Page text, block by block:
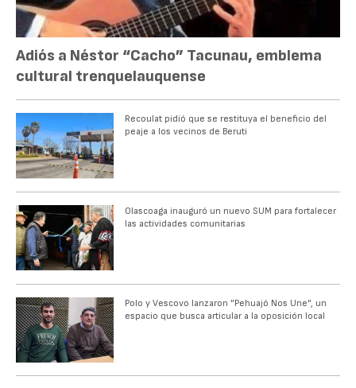
Adiós a Néstor “Cacho” Tacunau, emblema
cultural trenquelauquense
Recoulat pidió que se restituya el beneficio del
peaje a los vecinos de Beruti
Olascoaga inauguró un nuevo SUM para fortalecer
las actividades comunitarias
Polo y Vescovo lanzaron "Pehuajó Nos Une", un
espacio que busca articular a la oposición local